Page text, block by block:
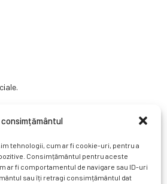
tehnologii, cum ar fi cookie-uri, pentru a
Consimțământul pentru aceste
ar fi comportamentul de navigare sau ID-uri
sau îți retragi consimțământul dat